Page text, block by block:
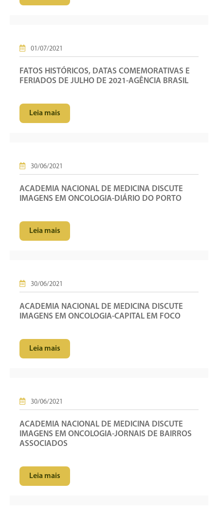
01/07/2021
FATOS HISTÓRICOS, DATAS COMEMORATIVAS E
FERIADOS DE JULHO DE 2021-AGÊNCIA BRASIL
Leia mais
30/06/2021
ACADEMIA NACIONAL DE MEDICINA DISCUTE
IMAGENS EM ONCOLOGIA-DIÁRIO DO PORTO
Leia mais
30/06/2021
ACADEMIA NACIONAL DE MEDICINA DISCUTE
IMAGENS EM ONCOLOGIA-CAPITAL EM FOCO
Leia mais
30/06/2021
ACADEMIA NACIONAL DE MEDICINA DISCUTE
IMAGENS EM ONCOLOGIA-JORNAIS DE BAIRROS
ASSOCIADOS
Leia mais